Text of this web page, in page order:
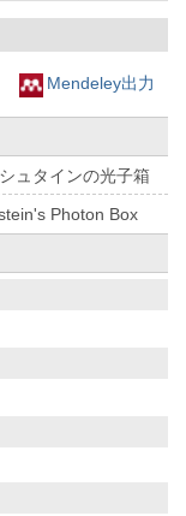
Mendeley出力
ュタインの光子箱
Photon Box